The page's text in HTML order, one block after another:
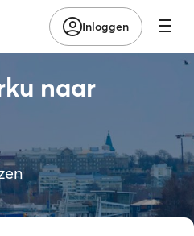
Inloggen
naar